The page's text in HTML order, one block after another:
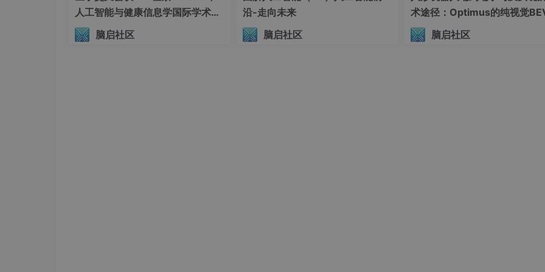
4.4、交互界面设计与系统测试
5、Conclusion（own） / Future work
人工智能与健康信息学国际学术会
议（AIHI 2026）
脑启社区
沿-走向未来
脑启社区
术途径：Optimus的纯视觉
Transformer方案、RT-2模型
模态迁移能力测试（上）
脑启社区